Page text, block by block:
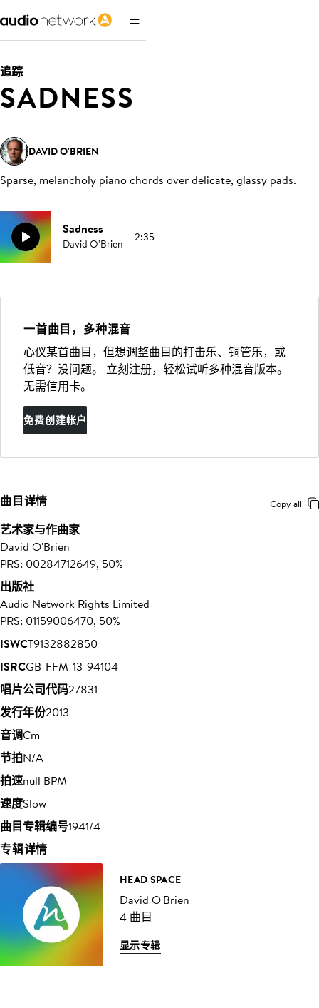
追踪
SADNESS
DAVID O'BRIEN
Sparse, melancholy piano chords over delicate, glassy pads.
Sadness
David O'Brien 2:35
一首曲目，多种混音
心仪某首曲目，但想调整曲目的打击乐、铜管乐，或
低音？没问题。 立刻注册，轻松试听多种混音版本。
无需信用卡。
免费创建帐户
曲目详情 Copy all
艺术家与作曲家
David O'Brien
PRS: 00284712649, 50%
出版社
Audio Network Rights Limited
PRS: 01159006470, 50%
ISWCT9132882850
ISRCGB-FFM-13-94104
唱片公司代码27831
发行年份2013
音调Cm
节拍N/A
拍速null BPM
速度Slow
曲目专辑编号1941/4
专辑详情
HEAD SPACE
David O'Brien
4 曲目
显示专辑